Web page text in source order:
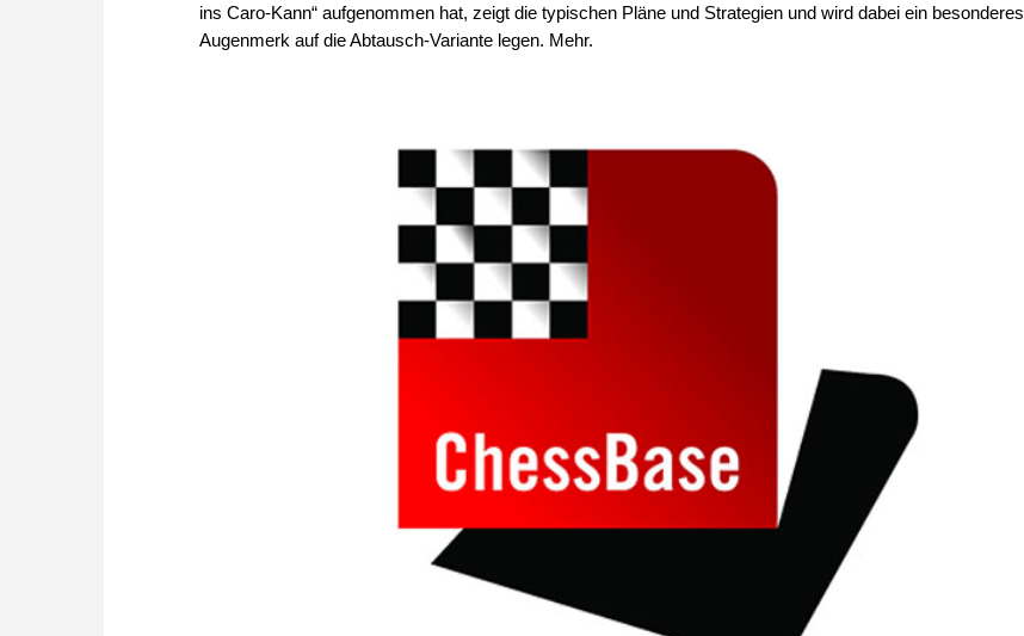
ins Caro-Kann“ aufgenommen hat, zeigt die typischen Pläne und Strategien und wird dabei ein besonderes
Augenmerk auf die Abtausch-Variante legen. Mehr.